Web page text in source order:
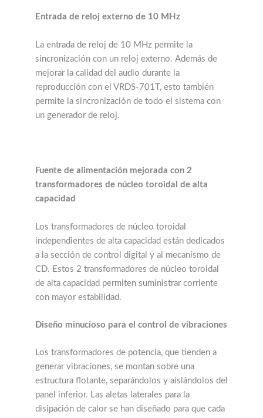
Entrada de reloj externo de 10 MHz
La entrada de reloj de 10 MHz permite la
sincronización con un reloj externo. Además de
mejorar la calidad del audio durante la
reproducción con el VRDS-701T, esto también
permite la sincronización de todo el sistema con
un generador de reloj.
Fuente de alimentación mejorada con 2
transformadores de núcleo toroidal de alta
capacidad
Los transformadores de núcleo toroidal
independientes de alta capacidad están dedicados
a la sección de control digital y al mecanismo de
CD. Estos 2 transformadores de núcleo toroidal
de alta capacidad permiten suministrar corriente
con mayor estabilidad.
Diseño minucioso para el control de vibraciones
Los transformadores de potencia, que tienden a
generar vibraciones, se montan sobre una
estructura flotante, separándolos y aislándolos del
panel inferior. Las aletas laterales para la
disipación de calor se han diseñado para que cada